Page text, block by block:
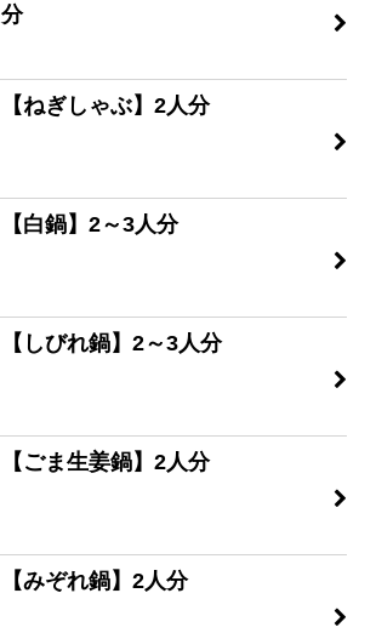
分
【ねぎしゃぶ】2人分
【白鍋】2～3人分
【しびれ鍋】2～3人分
【ごま生姜鍋】2人分
【みぞれ鍋】2人分